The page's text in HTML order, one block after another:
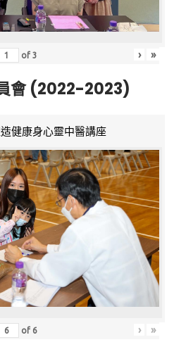
of3 › »
會 (2022-2023)
健康身心靈中醫講座
of 6 › »